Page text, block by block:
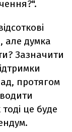
але думка
Зазначити
протягом
це буде